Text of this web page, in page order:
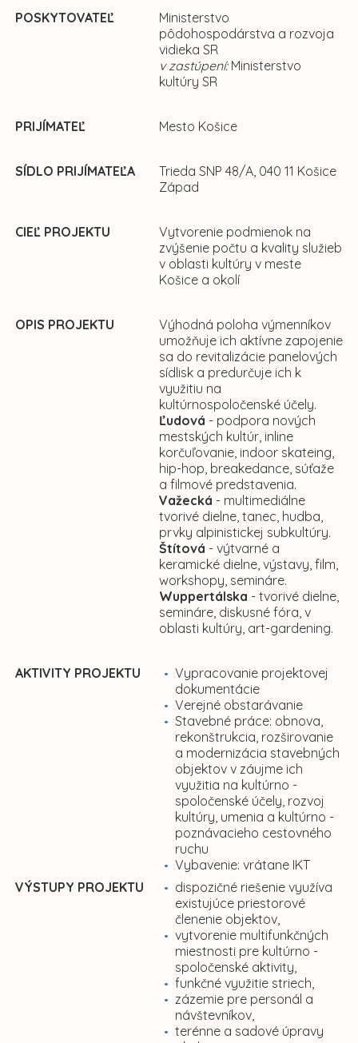
POSKYTOVATEĽ
Ministerstvo
pôdohospodárstva a rozvoja
vidieka SR
v zastúpení:Ministerstvo
kultúry SR
PRIJÍMATEĽ Mesto Košice
SÍDLO PRIJÍMATEĽA
Trieda SNP 48/A, 040 11 Košice
Západ
CIEĽ PROJEKTU
Vytvorenie podmienok na
zvýšenie počtu a kvality služieb
v oblasti kultúry v meste
Košice a okolí
OPIS PROJEKTU
Výhodná poloha výmenníkov
umožňuje ich aktívne zapojenie
sa do revitalizácie panelových
sídlisk a predurčuje ich k
využitiu na
kultúrnospoločenské účely.
Ľudová - podpora nových
mestských kultúr, inline
korčuľovanie, indoor skateing,
hip-hop, breakedance, súťaže
a filmové predstavenia.
Važecká - multimediálne
tvorivé dielne, tanec, hudba,
prvky alpinistickej subkultúry.
Štítová - výtvarné a
keramické dielne, výstavy, film,
workshopy, semináre.
Wuppertálska - tvorivé dielne,
semináre, diskusné fóra, v
oblasti kultúry, art-gardening.
AKTIVITY PROJEKTU
Vypracovanie projektovej
dokumentácie
Verejné obstarávanie
Stavebné práce: obnova,
rekonštrukcia, rozširovanie
a modernizácia stavebných
objektov v záujme ich
využitia na kultúrno -
spoločenské účely, rozvoj
kultúry, umenia a kultúrno -
poznávacieho cestovného
ruchu
Vybavenie: vrátane IKT
VÝSTUPY PROJEKTU
dispozičné riešenie využíva
existujúce priestorové
členenie objektov,
vytvorenie multifunkčných
miestnosti pre kultúrno -
spoločenské aktivity,
funkčné využitie striech,
zázemie pre personál a
návštevníkov,
terénne a sadové úpravy